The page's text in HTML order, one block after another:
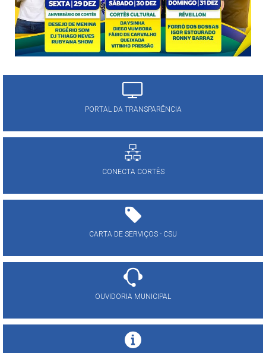
PORTAL DA TRANSPARÊNCIA
CONECTA CORTÊS
CARTA DE SERVIÇOS - CSU
OUVIDORIA MUNICIPAL